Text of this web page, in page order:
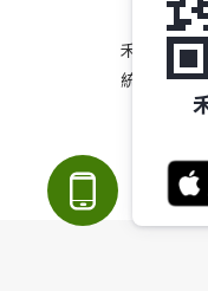
禾益豐股
統編